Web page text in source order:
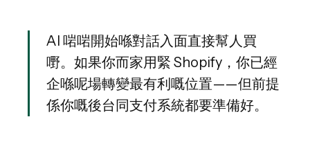
AI 啱啱開始喺對話入面直接幫人買
嘢。如果你而家用緊 Shopify，你已經
企喺呢場轉變最有利嘅位置——但前提
係你嘅後台同支付系統都要準備好。